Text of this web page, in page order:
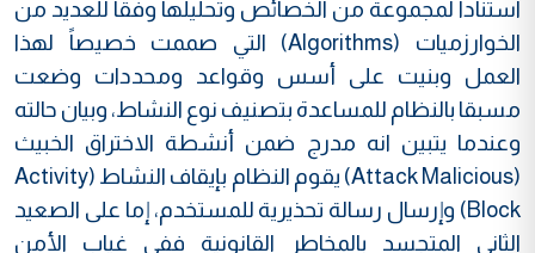
استناداً لمجموعة من الخصائص وتحليلها وفقاً للعديد من
الخوارزميات (Algorithms) التي صممت خصيصاً لهذا
العمل وبنيت على أسس وقواعد ومحددات وضعت
مسبقا بالنظام للمساعدة بتصنيف نوع النشاط، وبيان حالته
وعندما يتبين انه مدرج ضمن أنشطة الاختراق الخبيث
(Attack Malicious) يقوم النظام بإيقاف النشاط (Activity
Block) وإرسال رسالة تحذيرية للمستخدم، إما على الصعيد
الثاني المتجسد بالمخاطر القانونية ففي غياب الأمن